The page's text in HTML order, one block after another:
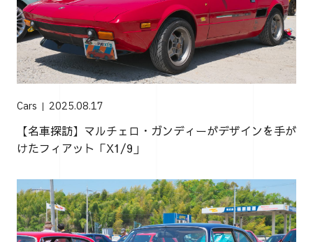
Cars 2025.08.17
【名車探訪】マルチェロ・ガンディーがデザインを手が
けたフィアット「X1/9」